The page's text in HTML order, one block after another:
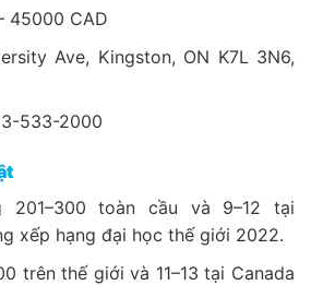
45000 CAD
Ave, Kingston, ON K7L 3N6,
533-2000
201–300 toàn cầu và 9–12 tại
xếp hạng đại học thế giới 2022.
trên thế giới và 11–13 tại Canada